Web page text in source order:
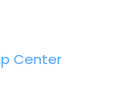
Center